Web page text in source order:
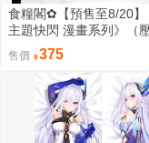
食糧閣✿【預售至8/20】
主題快閃 漫畫系列》（
牌）惡靈剋星／幻影敢死
題快閃／宍喰野虎落／是
／觀崎薰／多聞康太郎／
售價 375